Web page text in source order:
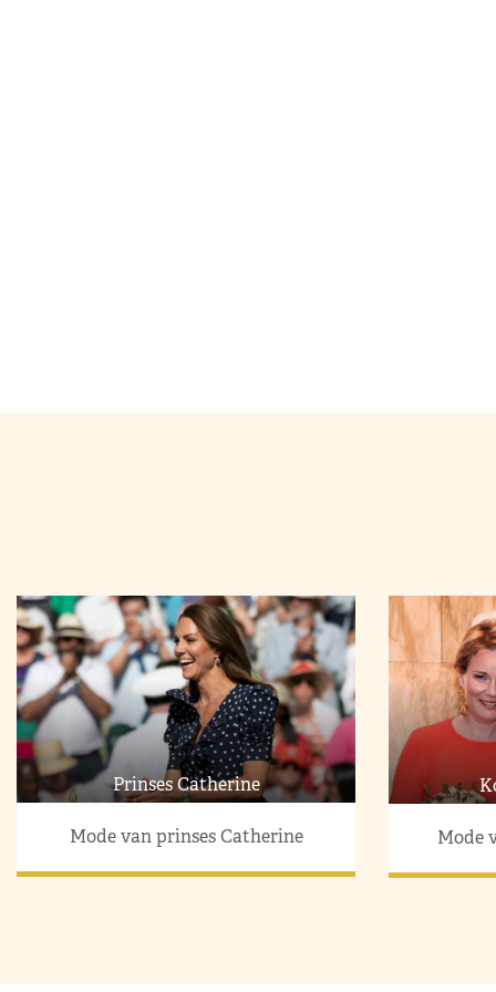
Prinses Catherine
Mode van prinses Catherine Mode